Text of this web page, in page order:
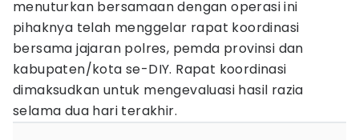
menuturkan bersamaan dengan operasi ini
pihaknya telah menggelar rapat koordinasi
bersama jajaran polres, pemda provinsi dan
kabupaten/kota se-DIY. Rapat koordinasi
dimaksudkan untuk mengevaluasi hasil razia
selama dua hari terakhir.